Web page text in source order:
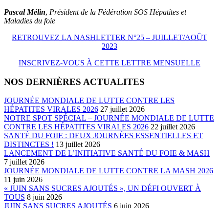
Pascal Mélin, Président de la Fédération SOS Hépatites et
Maladies du foie
RETROUVEZ LA NASHLETTER N°25 – JUILLET/AOÛT
2023
INSCRIVEZ-VOUS À CETTE LETTRE MENSUELLE
NOS DERNIÈRES ACTUALITES
JOURNÉE MONDIALE DE LUTTE CONTRE LES
HÉPATITES VIRALES 2026 27 juillet 2026
NOTRE SPOT SPÉCIAL – JOURNÉE MONDIALE DE LUTTE
CONTRE LES HÉPATITES VIRALES 2026 22 juillet 2026
SANTÉ DU FOIE : DEUX JOURNÉES ESSENTIELLES ET
DISTINCTES ! 13 juillet 2026
LANCEMENT DE L’INITIATIVE SANTÉ DU FOIE & MASH
7 juillet 2026
JOURNÉE MONDIALE DE LUTTE CONTRE LA MASH 2026
11 juin 2026
« JUIN SANS SUCRES AJOUTÉS », UN DÉFI OUVERT À
TOUS 8 juin 2026
JUIN SANS SUCRES AJOUTÉS 6 juin 2026